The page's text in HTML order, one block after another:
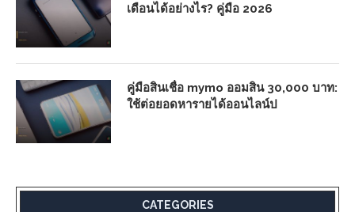
เดือนได้อย่างไร? คู่มือ 2026
คู่มือสินเชื่อ mymo ออมสิน 30,000 บาท:
ใช้ต่อยอดหารายได้ออนไลน์ป
CATEGORIES